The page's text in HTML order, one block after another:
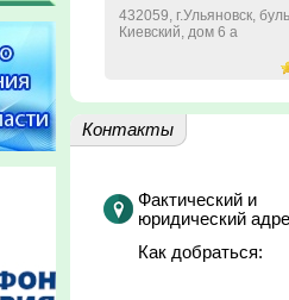
432059, г.Ульяновск,
Киевский, дом 6 а
Контакты
Фактический и
юридический
Как добраться: